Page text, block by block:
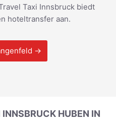
Taxi Innsbruck biedt
hoteltransfer aan.
→
HUBEN IN